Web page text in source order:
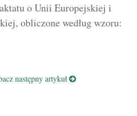
o Unii Europejskiej i
obliczone według wzoru:
następny artykuł